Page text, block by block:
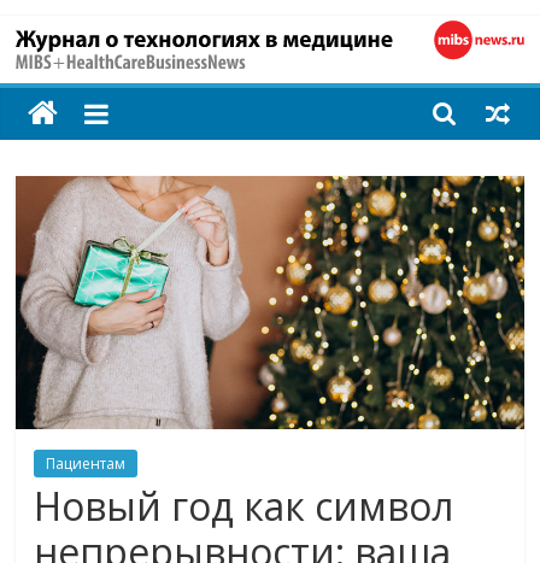
MIBS
+
Технологии
на
страже
здоровья
Пациентам
Новый год как символ
непрерывности: ваша